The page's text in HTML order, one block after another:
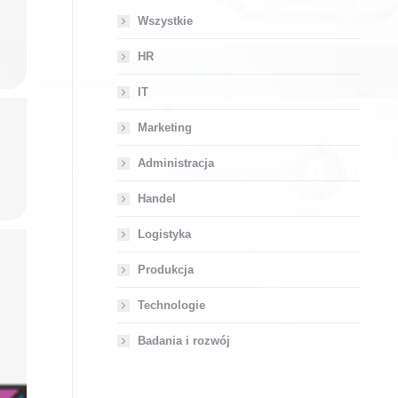
Wszystkie
HR
IT
Marketing
Administracja
Handel
Logistyka
Produkcja
Technologie
Badania i rozwój